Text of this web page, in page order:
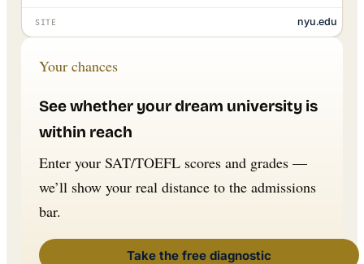
SITE nyu.edu
Your chances
See whether your dream university is
within reach
Enter your SAT/TOEFL scores and grades —
we’ll show your real distance to the admissions
bar.
Take the free diagnostic